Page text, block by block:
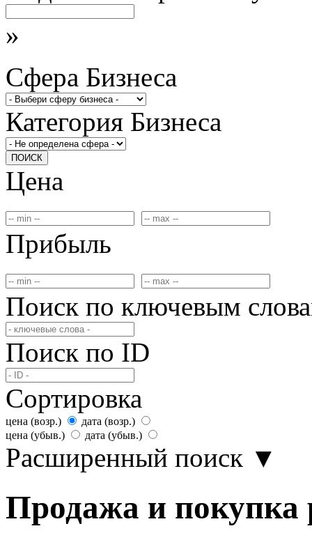
»
Сфера Бизнеса
Категория Бизнеса
ПОИСК
Цена
Прибыль
Поиск по ключевым
Поиск по ID
Сортировка
цена (возр.)
дата (возр.)
цена (убыв.)
дата (убыв.)
Расширенный поиск ▼
Продажа и покупка